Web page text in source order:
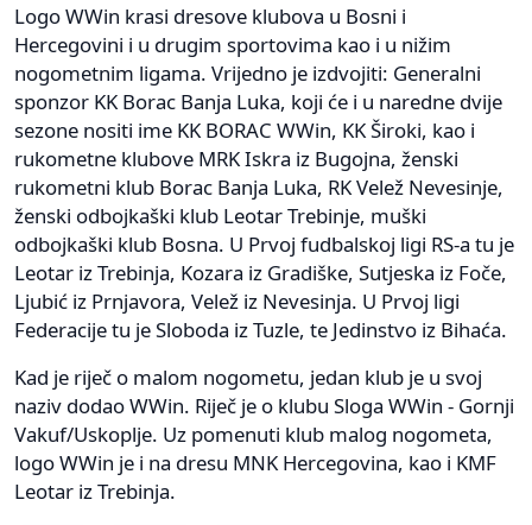
Logo WWin krasi dresove klubova u Bosni i
Hercegovini i u drugim sportovima kao i u nižim
nogometnim ligama. Vrijedno je izdvojiti: Generalni
sponzor KK Borac Banja Luka, koji će i u naredne dvije
sezone nositi ime KK BORAC WWin, KK Široki, kao i
rukometne klubove MRK Iskra iz Bugojna, ženski
rukometni klub Borac Banja Luka, RK Velež Nevesinje,
ženski odbojkaški klub Leotar Trebinje, muški
odbojkaški klub Bosna. U Prvoj fudbalskoj ligi RS-a tu je
Leotar iz Trebinja, Kozara iz Gradiške, Sutjeska iz Foče,
Ljubić iz Prnjavora, Velež iz Nevesinja. U Prvoj ligi
Federacije tu je Sloboda iz Tuzle, te Jedinstvo iz Bihaća.
Kad je riječ o malom nogometu, jedan klub je u svoj
naziv dodao WWin. Riječ je o klubu Sloga WWin - Gornji
Vakuf/Uskoplje. Uz pomenuti klub malog nogometa,
logo WWin je i na dresu MNK Hercegovina, kao i KMF
Leotar iz Trebinja.